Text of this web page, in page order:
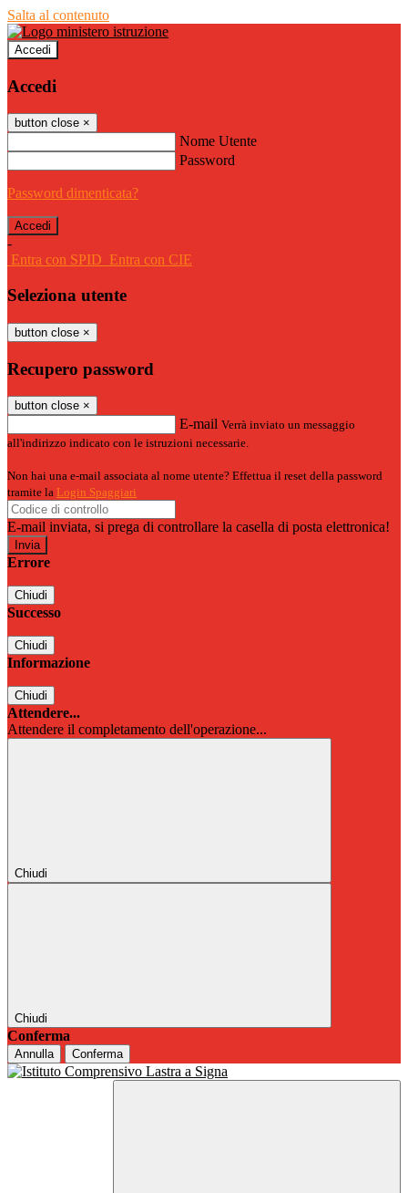
Salta al contenuto
Accedi
Accedi
button close ×
Nome Utente
Password
Password dimenticata?
-
Entra con SPID Entra con CIE
Seleziona utente
button close ×
Recupero password
button close ×
E-mail Verrà inviato un messaggio
all'indirizzo indicato con le istruzioni necessarie.
Non hai una e-mail associata al nome utente? Effettua il reset della password
tramite la Login Spaggiari
E-mail inviata, si prega di controllare la casella di posta elettronica!
Errore
Chiudi
Successo
Chiudi
Informazione
Chiudi
Attendere...
Attendere il completamento dell'operazione...
Chiudi
Chiudi
Conferma
Annulla Conferma